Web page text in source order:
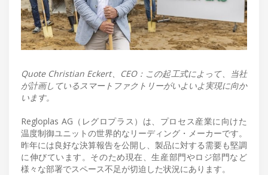
Quote Christian Eckert、CEO：この起工式によって、当社
が計画しているスマートファクトリーがいよいよ実現に向か
います。
Regloplas AG（レグロプラス）は、プロセス産業に向けた
温度制御ユニットの世界的なリーディング・メーカーです。
昨年には良好な決算報告を公開し、製品に対する需要も堅調
に伸びています。そのため現在、生産部門やロジ部門など
様々な部署でスペース不足が切迫した状況にあります。